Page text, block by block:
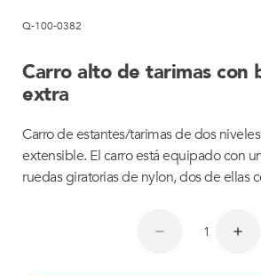
Q-100-0382
Carro alto de tarimas con
extra
Carro de estantes/tarimas de dos
extensible. El carro está equipado con
ruedas giratorias de nylon, dos de ellas